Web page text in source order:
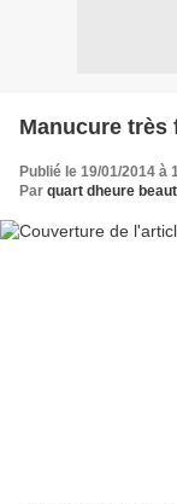
Manucure très
Publié le 19/01/2014 à
Par quart dheure